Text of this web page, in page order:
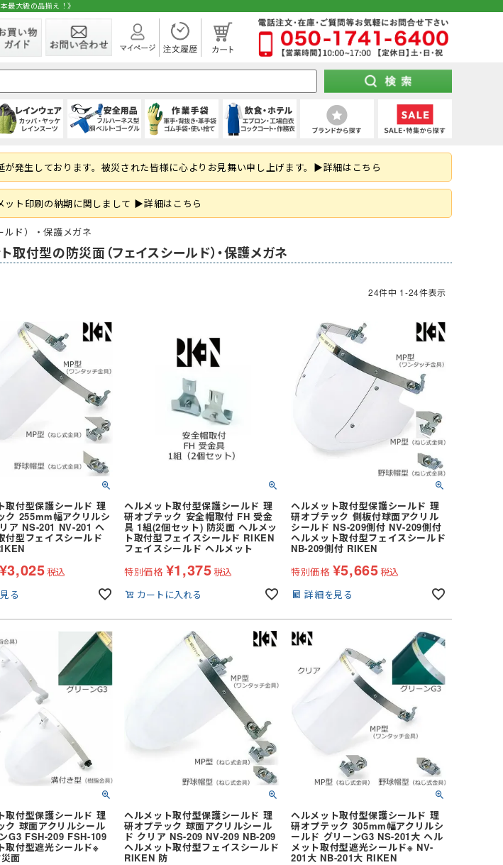
最大級の品揃え！》
応 大きいサイズ
アイスパック (保冷剤)
インナーベスト・スペーサー
ロペット 防寒ウェア
トレーナー
ト
Tシャツ (長袖)
ャツ (半袖) ジップアップシャツ (長袖)
(春夏) ワークシャツ (半袖)
ークシャツ (半袖) (秋冬・通年) ワークシャツ (長袖)
ヘッドキャップ
軽作業帽
乗車兼用
プ 紙帽子
狭所作業
熱中症対策 (遮熱)
耐熱・耐候性
レインブーツ サンダル
紐なし（スリッポン）
オーバーシューズ
レインシューズ
レインスーツ（上下セット）
ト
ッズ
ンヤード・ロープ) 胴ベルト型 (1丁掛け)
胴ベルト型 (2丁掛け)
等付属品 傾斜面用 (ワークポジショニング)
)
防災面 (フェイスシールド)
業エプロン
ビニボツ) 滑り止めなし軍手
7ゲージ軍手 (厚手)
(薄手) 火元作業用軍手
ール手袋
食品加工業
レディース・キッズ用
帽子・キャップ・三角巾
ネクタイ・スカーフ
前掛 和風小物・履物・アクセサリー
プタイプ)
衛生帽子(ショートタイプ)
セブンユニフォーム
サーヴォ(Servo)
トン商会) FACEMIX(ボンマックス)
）
CROCS(クロックス)
和食・割烹向け ホテル・旅館向け
準備はお済ですか？防災用品特集！
発生しております。被災された皆様に心よりお見舞い申し上げます。▶詳細はこちら
ット印刷の納期に関しまして ▶詳細はこちら
ルド）・保護メガネ
取付型の防災面（フェイスシールド）・保護メガネ
24件中 1-24件表示
取付型保護シールド 理
ク 255mm幅アクリルシ
ア NS-201 NV-201 ヘ
付型フェイスシールド
¥3,025税込
る
ヘルメット取付型保護シールド 理
研オプテック 安全帽取付 FH 受金
具 1組(2個セット) 防災面 ヘルメッ
ト取付型フェイスシールド RIKEN
フェイスシールド ヘルメット
特別価格 ¥1,375税込
カートに入れる
ヘルメット取付型保護シールド 理
研オプテック 側板付球面アクリル
シールド NS-209側付 NV-209側付
ヘルメット取付型フェイスシールド
NB-209側付 RIKEN
特別価格 ¥5,665税込
詳細を見る
取付型保護シールド 理
ク 球面アクリルシール
G3 FSH-209 FSH-109
取付型遮光シールド※
面
ヘルメット取付型保護シールド 理
研オプテック 球面アクリルシール
ド クリア NS-209 NV-209 NB-209
ヘルメット取付型フェイスシールド
RIKEN 防
ヘルメット取付型保護シールド 理
研オプテック 305mm幅アクリルシ
ールド グリーンG3 NS-201大 ヘル
メット取付型遮光シールド※ NV-
201大 NB-201大 RIKEN
ンツ・スラック
ニム作業着
ト
サロペット
ト
袖)
応
品
袖)
ャツ (半袖)
ツ